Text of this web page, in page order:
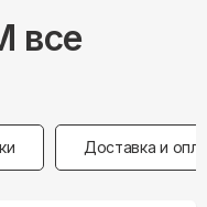
все
Доставка и